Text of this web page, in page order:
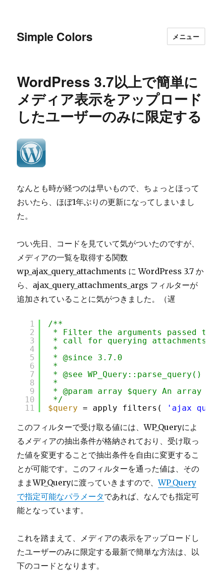
Simple Colors メニュー
WordPress 3.7以上で簡単に
メディア表示をアップロード
したユーザーのみに限定する
なんとも時が経つのは早いもので、ちょっとほって
おいたら、ほぼ1年ぶりの更新になってしまいまし
た。
つい先日、コードを見ていて気がついたのですが、
メディアの一覧を取得する関数
wp_ajax_query_attachments に WordPress 3.7 か
ら、ajax_query_attachments_args フィルターが
追加されていることに気がつきました。（遅
1
2
3
4
5
6
7
8
9
10
11
/**
* Filter the arguments passed to
* call for querying attachments.
*
* @since 3.7.0
*
* @see WP_Query::parse_query()
*
* @param array $query An array
*/
$query
= apply_filters(
このフィルターで受け取る値には、WP_Queryによ
るメディアの抽出条件が格納されており、受け取っ
た値を変更することで抽出条件を自由に変更するこ
とが可能です。このフィルターを通った値は、その
ままWP_Queryに渡っていきますので、WP_Query
で指定可能なパラメータであれば、なんでも指定可
能となっています。
これを踏まえて、メディアの表示をアップロードし
たユーザーのみに限定する最新で簡単な方法は、以
下のコードとなります。